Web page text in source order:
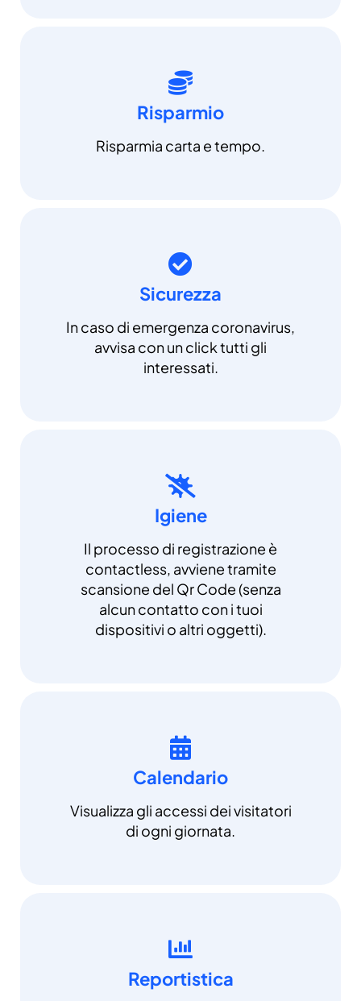
Risparmio
Risparmia carta e tempo.
Sicurezza
In caso di emergenza coronavirus,
avvisa con un click tutti gli
interessati.
Igiene
Il processo di registrazione è
contactless, avviene tramite
scansione del Qr Code (senza
alcun contatto con i tuoi
dispositivi o altri oggetti).
Calendario
Visualizza gli accessi dei visitatori
di ogni giornata.
Reportistica